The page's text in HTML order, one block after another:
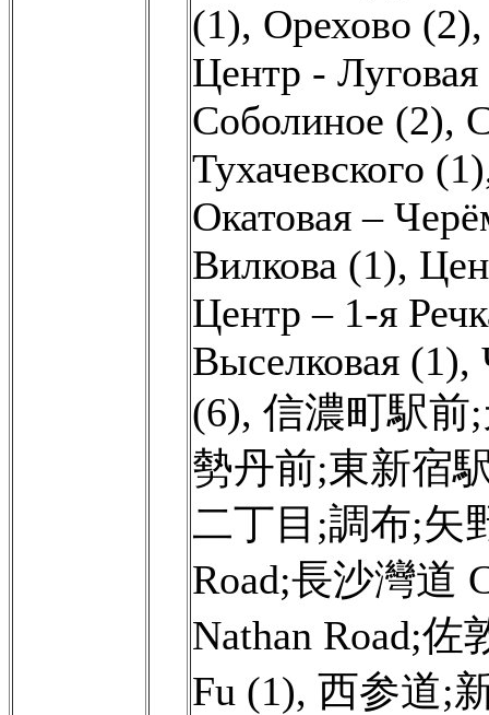
(1), Орехово (2)
Центр -
Соболиное (2),
Тухачевского (1)
Окатовая –
Вилкова (1),
Центр – 1-я
Выселковая (1),
(6), 信濃町駅前
勢丹前;東新宿
二丁目;調布;矢
Road;長沙灣道
Nathan Road;佐
Fu (1), 西参道;